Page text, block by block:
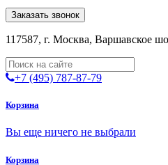
Заказать звонок
117587, г. Москва, Варшавское
+7 (495) 787-87-79
Корзина
Вы еще ничего не выбрали
Корзина